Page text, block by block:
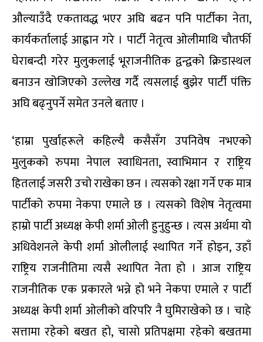
औल्याउँदै एकतावद्ध भएर अघि बढन पनि पार्टीका नेता,
कार्यकर्तालाई आह्वान गरे । पार्टी नेतृत्व ओलीमाथि चौतर्फी
घेराबन्दी गरेर मुलुकलाई भूराजनीतिक द्वन्द्वको क्रिडास्थल
बनाउन खोजिएको उल्लेख गर्दै त्यसलाई बुझेर पार्टी पंक्ति
अघि बढ्नुपर्ने समेत उनले बताए ।
‘हाम्रा पुर्खाहरूले कहिल्यै कसैसँग उपनिवेष नभएको
मुलुकको रुपमा नेपाल स्वाधिनता, स्वाभिमान र राष्ट्रिय
हितलाई जसरी उचो राखेका छन । त्यसको रक्षा गर्ने एक मात्र
पार्टीको रुपमा नेकपा एमाले छ । त्यसको विशेष नेतृत्वमा
हाम्रो पार्टी अध्यक्ष केपी शर्मा ओली हुनुहुन्छ । त्यस अर्थमा यो
अधिवेशनले केपी शर्मा ओलीलाई स्थापित गर्ने होइन, उहाँ
राष्ट्रिय राजनीतिमा त्यसै स्थापित नेता हो । आज राष्ट्रिय
राजनीतिक एक प्रकारले भन्ने हो भने नेकपा एमाले र पार्टी
अध्यक्ष केपी शर्मा ओलीको वरिपरि नै घुमिराखेको छ । चाहे
सत्तामा रहेको बखत हो, चासो प्रतिपक्षमा रहेको बखतमा